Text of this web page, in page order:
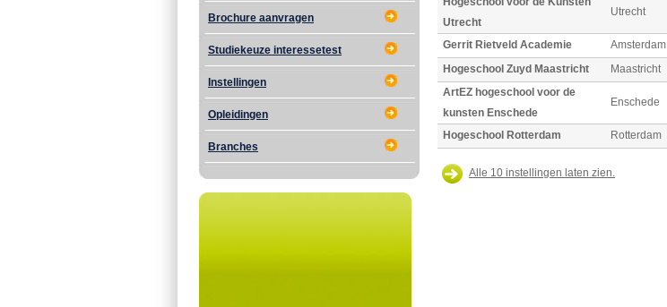
Brochure aanvragen
Studiekeuze interessetest
Instellingen
Opleidingen
Branches
Utrecht
Utrecht
Gerrit Rietveld Academie
Amsterdam
Hogeschool Zuyd Maastricht
Maastricht
ArtEZ hogeschool voor de
kunsten Enschede
Enschede
Hogeschool Rotterdam Rotterdam
Alle 10 instellingen laten zien.